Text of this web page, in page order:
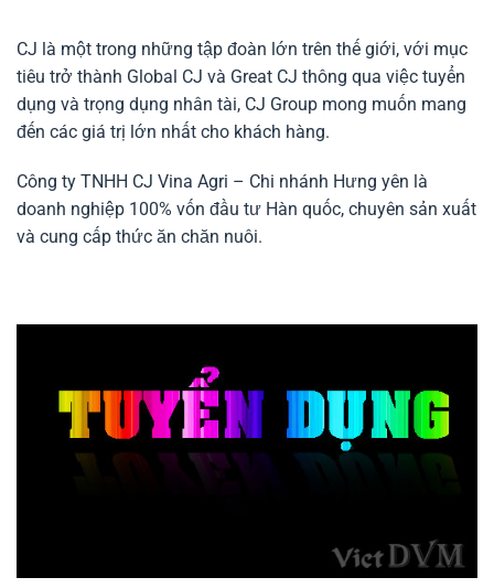
CJ là một trong những tập đoàn lớn trên thế giới, với mục
tiêu trở thành Global CJ và Great CJ thông qua việc tuyển
dụng và trọng dụng nhân tài, CJ Group mong muốn mang
đến các giá trị lớn nhất cho khách hàng.
Công ty TNHH CJ Vina Agri – Chi nhánh Hưng yên là
doanh nghiệp 100% vốn đầu tư Hàn quốc, chuyên sản xuất
và cung cấp thức ăn chăn nuôi.